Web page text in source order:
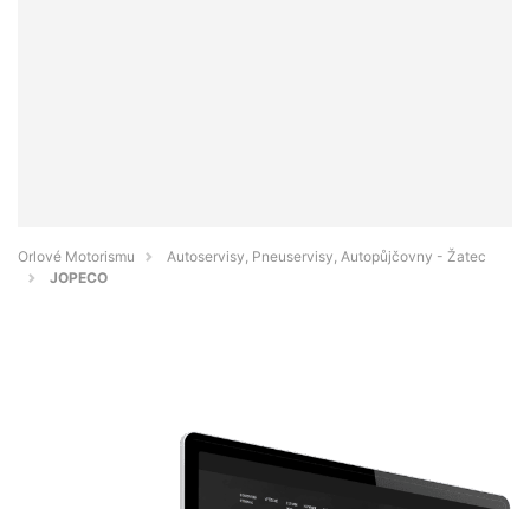
Orlové Motorismu
Autoservisy, Pneuservisy, Autopůjčovny - Žatec
JOPECO